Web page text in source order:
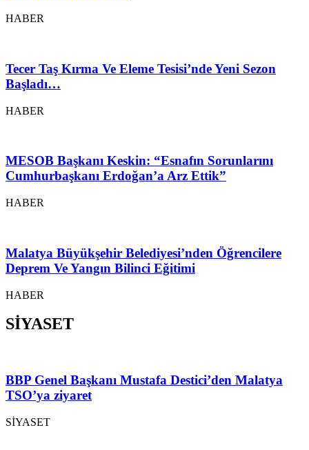
HABER
Tecer Taş Kırma Ve Eleme Tesisi’nde Yeni Sezon
Başladı…
HABER
MESOB Başkanı Keskin: “Esnafın Sorunlarını
Cumhurbaşkanı Erdoğan’a Arz Ettik”
HABER
Malatya Büyükşehir Belediyesi’nden Öğrencilere
Deprem Ve Yangın Bilinci Eğitimi
HABER
SİYASET
BBP Genel Başkanı Mustafa Destici’den Malatya
TSO’ya ziyaret
SİYASET